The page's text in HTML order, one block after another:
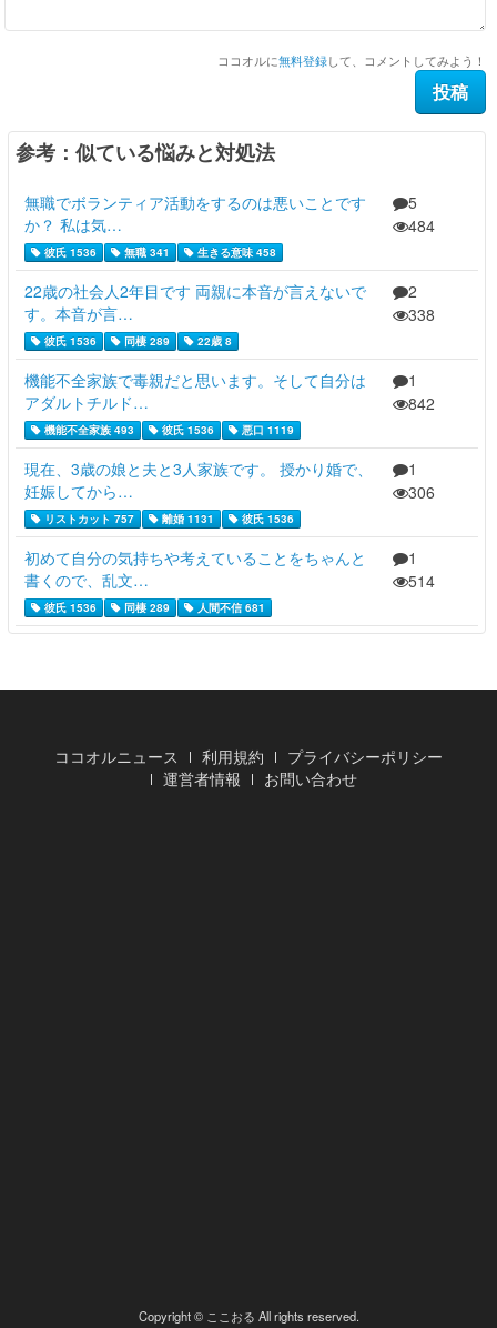
ココオルに無料登録して、コメントしてみよう！
参考：似ている悩みと対処法
無職でボランティア活動をするのは悪いことです
か？ 私は気…
彼氏 1536 無職 341 生きる意味 458
5
484
22歳の社会人2年目です 両親に本音が言えないで
す。本音が言…
彼氏 1536 同棲 289 22歳 8
2
338
機能不全家族で毒親だと思います。そして自分は
アダルトチルド…
機能不全家族 493 彼氏 1536 悪口 1119
1
842
現在、3歳の娘と夫と3人家族です。 授かり婚で、
妊娠してから…
リストカット 757 離婚 1131 彼氏 1536
1
306
初めて自分の気持ちや考えていることをちゃんと
書くので、乱文…
彼氏 1536 同棲 289 人間不信 681
1
514
ココオルニュース 利用規約
プライバシーポリシー
運営者情報
お問い合わせ
Copyright © ここおる All rights reserved.